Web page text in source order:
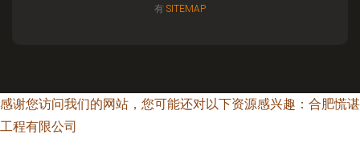
有 SITEMAP
感谢您访问我们的网站，您可能还对以下资源感兴趣：合肥慌谌
工程有限公司